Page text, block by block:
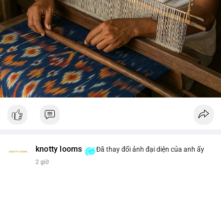
knotty looms Đã thay đổi ảnh đại diện của anh ấy
2 giờ